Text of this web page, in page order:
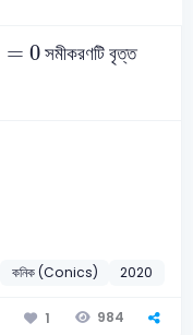
= 0সমীকরণটি বৃত্ত
কনিক (Conics) 2020
1 984